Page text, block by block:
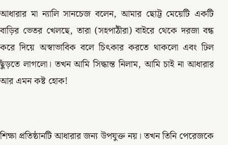
আধারার মা ন্যালি সানচেজ বলেন, আমার ছোট্ট মেয়েটি একটি
বাড়ির ভেতর খেলছে, তারা (সহপাঠীরা) বাইরে থেকে দরজা বন্ধ
করে দিয়ে অস্বাভাবিক বলে চিৎকার করতে থাকলো এবং ঢিল
ছুঁড়তে লাগলো। তখন আমি সিদ্ধান্ত নিলাম, আমি চাই না আধারার
আর এমন কষ্ট হোক!
শিক্ষা প্রতিষ্ঠানটি আধারার জন্য উপযুক্ত নয়। তখন তিনি পেরেজকে